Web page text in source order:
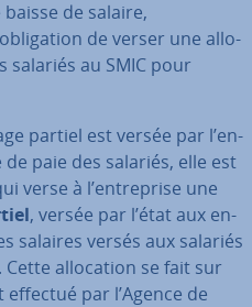
de salaire,
de verser une al­lo­
au SMIC pour
partiel est versée par l’en­
paie des salariés, elle est
verse à l’en­tre­prise une
, versée par l’état aux en­
salaires versés aux salariés
al­lo­ca­tion se fait sur
par l’Agence de